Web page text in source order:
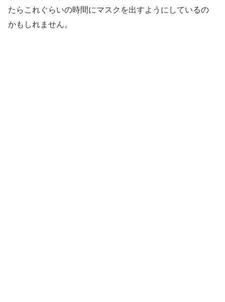
たらこれぐらいの時間にマスクを出すようにしているの
かもしれません。